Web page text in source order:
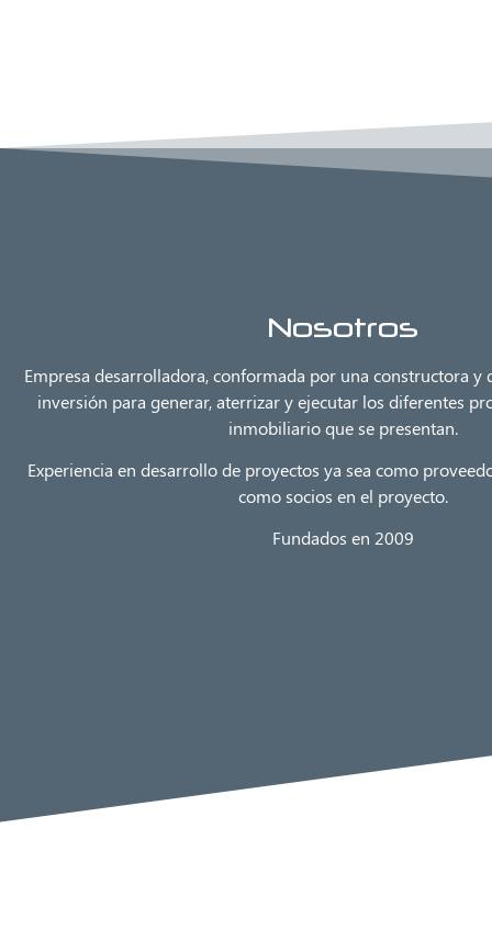
Nosotros
Empresa desarrolladora, conformada por una constructora y
inversión para generar, aterrizar y ejecutar los diferentes
inmobiliario que se presentan.
Experiencia en desarrollo de proyectos ya sea como
como socios en el proyecto.
Fundados en 2009